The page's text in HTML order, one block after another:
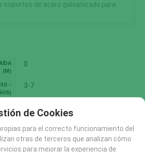
soportes de acero galvanizado para
(M)
0
-
3-7
Descargar (117.56 Kb)
de Cookies
para el correcto funcionamiento del
otras de terceros que analizan cómo
para mejorar la experiencia de